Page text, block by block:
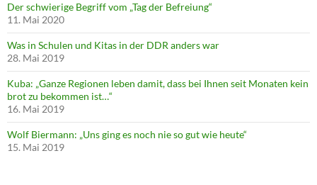
Der schwierige Begriff vom „Tag der Befreiung“
11. Mai 2020
Was in Schulen und Kitas in der DDR anders war
28. Mai 2019
Kuba: „Ganze Regionen leben damit, dass bei Ihnen seit Monaten kein
brot zu bekommen ist…“
16. Mai 2019
Wolf Biermann: „Uns ging es noch nie so gut wie heute“
15. Mai 2019